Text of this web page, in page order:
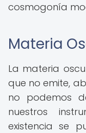
cosmogonía
Materia
La materia
que no emite,
no podemos
nuestros
existencia se